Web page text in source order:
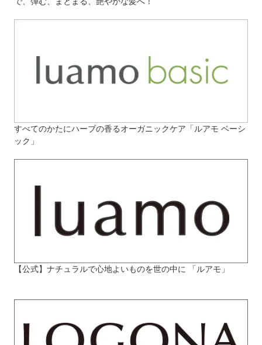
すべてのかたにハーブの香るオーガニックケア「ルアモ ベーシ
ック」
【公式】ナチュラルで心地よいものを世の中に 「ルアモ」